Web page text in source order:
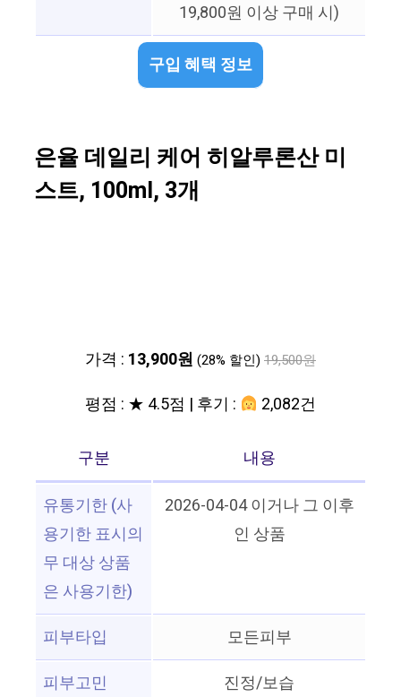
19,800원 이상 구매 시)
구입 혜택 정보
은율 데일리 케어 히알루론산 미
스트, 100ml, 3개
가격 : 13,900원 (28% 할인) 19,500원
평점 : ★ 4.5점 | 후기 : 2,082건
구분
내용
유통기한 (사
용기한 표시의
무 대상 상품
은 사용기한)
2026-04-04 이거나 그 이후
인 상품
피부타입
모든피부
피부고민
진정/보습